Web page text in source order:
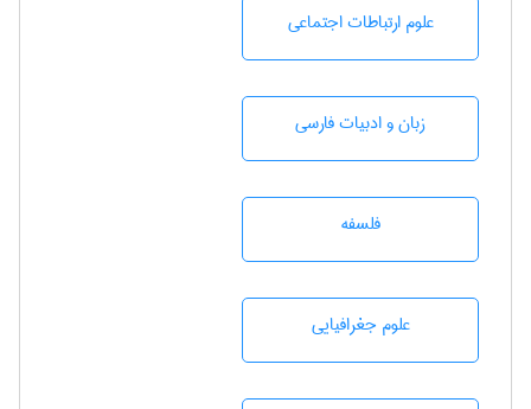
علوم ارتباطات اجتماعی
زبان و ادبيات فارسی
فلسفه
علوم جغرافيايی